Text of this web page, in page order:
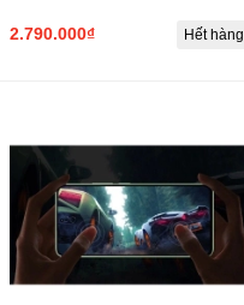
2.790.000₫ Hết hàng